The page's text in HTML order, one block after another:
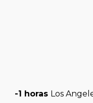
-1 horas Los